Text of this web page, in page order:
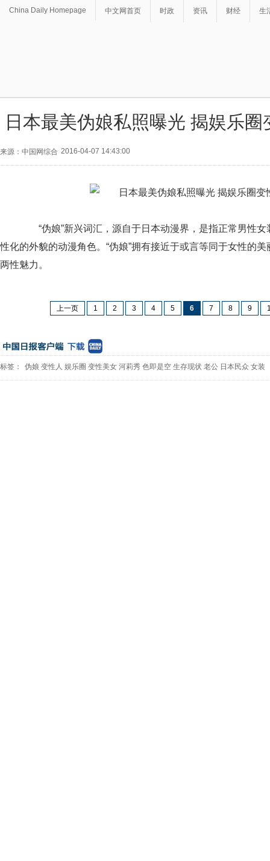
China Daily Homepage 中文网首页 时政 资讯 财经 生
日本最美伪娘私照曝光 揭娱乐
来源：中国网综合 2016-04-07 14:43:00
“伪娘”新兴词汇，源自于日本动漫界，是指正常男性女
性化的外貌的动漫角色。“伪娘”拥有接近于或言等同于女性的
两性魅力。
上一页 1 2 3 4 5 6 7 8 9
标签： 伪娘 变性人 娱乐圈 变性美女 河莉秀 色即是空 生存现状 老公 日本民众 女装